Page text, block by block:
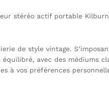
stéréo actif portable
de style vintage.
avec des médiums
à vos préférences